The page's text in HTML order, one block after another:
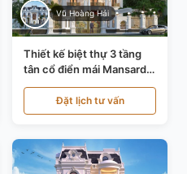
Vũ Hoàng Hải
Thiết kế biệt thự 3 tầng
tân cổ điển mái Mansard
tại Thanh Hóa KT23104
Đặt lịch tư vấn